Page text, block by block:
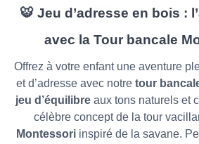
🐯 Jeu d’adresse en bois :
avec la Tour bancale
Offrez à votre enfant une aventure
et d’adresse avec notre tour
jeu d’équilibre aux tons naturels et
célèbre concept de la tour
Montessoriinspiré de la savane.